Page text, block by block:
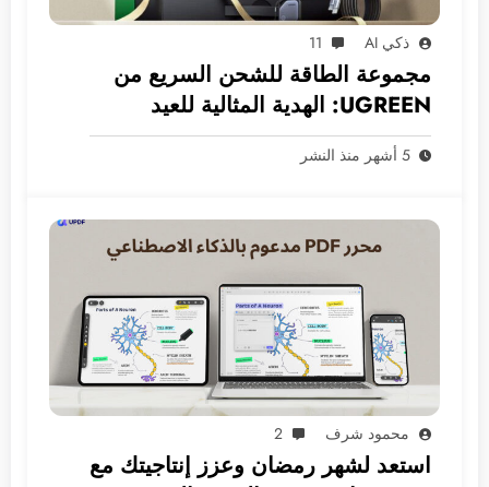
ذكي AI 11
مجموعة الطاقة للشحن السريع من
UGREEN: الهدية المثالية للعيد
5 أشهر منذ النشر
محمود شرف 2
استعد لشهر رمضان وعزز إنتاجيتك مع